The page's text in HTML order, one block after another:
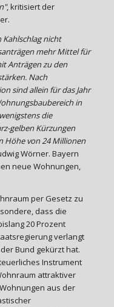
, kritisiert der
Kahlschlag nicht
mehr Mittel für
Anträgen zu den
Nach
sind allein für das Jahr
in
die
gelben Kürzungen
Höhe von 24 Millionen
Wörner. Bayern
neue Wohnungen,
per Gesetz zu
dass die
20 Prozent
verlangt
Bund gekürzt hat.
Instrument
attraktiver
aus der